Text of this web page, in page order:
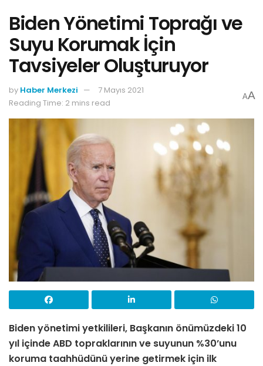
Biden Yönetimi Toprağı ve
Suyu Korumak İçin
Tavsiyeler Oluşturuyor
by Haber Merkezi
7 Mayıs 2021
Reading Time: 2 mins read
AA
Biden yönetimi yetkilileri, Başkanın önümüzdeki 10
yıl içinde ABD topraklarının ve suyunun %30’unu
koruma taahhüdünü yerine getirmek için ilk